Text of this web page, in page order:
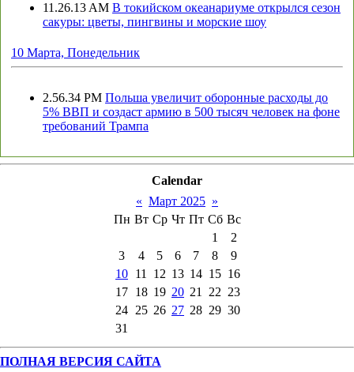
11.26.13 AM В токийском океанариуме открылся сезон
сакуры: цветы, пингвины и морские шоу
10 Марта, Понедельник
2.56.34 PM Польша увеличит оборонные расходы до
5% ВВП и создаст армию в 500 тысяч человек на фоне
требований Трампа
Calendar
« Март 2025 »
Пн Вт Ср Чт Пт Сб Вс
1
2
3
4 5 6 7 8
9
10 11 12 13 14 15 16
17 18 19 20 21 22 23
24 25 26 27 28 29 30
31
ПОЛНАЯ ВЕРСИЯ САЙТА